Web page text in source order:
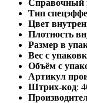
Справочный
Тип
Цвет
Плотность
Размер в
Вес с
Объём с
Артикул
Штрих-код: